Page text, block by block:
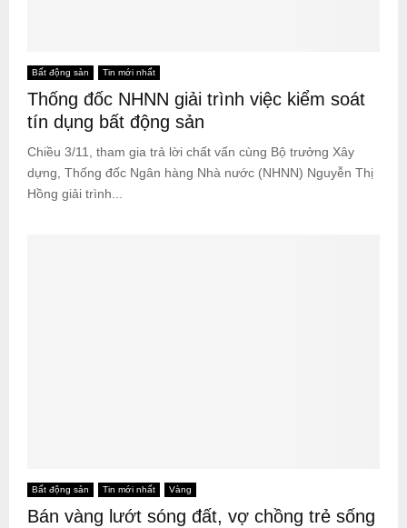
Bất động sản Tin mới nhất
Thống đốc NHNN giải trình việc kiểm soát
tín dụng bất động sản
Chiều 3/11, tham gia trả lời chất vấn cùng Bộ trưởng Xây
dựng, Thống đốc Ngân hàng Nhà nước (NHNN) Nguyễn Thị
Hồng giải trình...
Bất động sản Tin mới nhất Vàng
Bán vàng lướt sóng đất, vợ chồng trẻ sống